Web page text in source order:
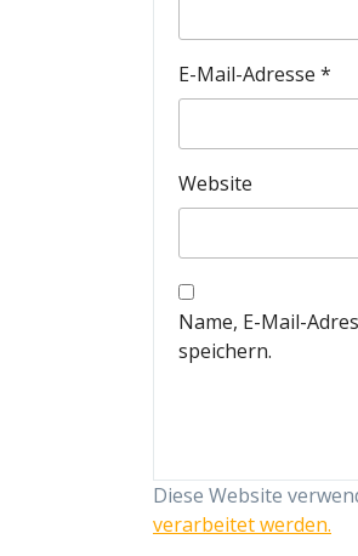
E-Mail-Adresse *
Website
Name, E-Mail-
speichern.
Diese Website
verarbeitet werden.